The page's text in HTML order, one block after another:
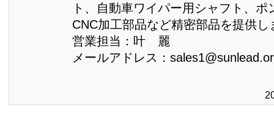
ト、自動車ワイパー用シャフト、ポ
CNC加工部品など精密部品を提供し
営業担当：叶 麗
メールアドレス：